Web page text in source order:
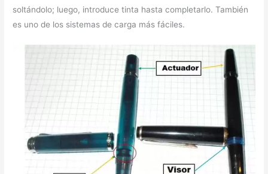
soltándolo; luego, introduce tinta hasta completarlo. También
es uno de los sistemas de carga más fáciles.